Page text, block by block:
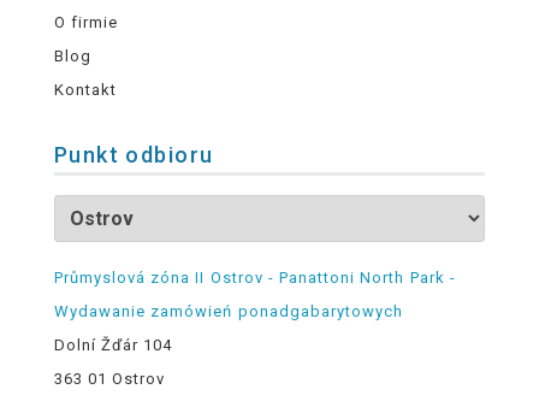
O firmie
Blog
Kontakt
Punkt odbioru
Průmyslová zóna II Ostrov - Panattoni North Park -
Wydawanie zamówień ponadgabarytowych
Dolní Žďár 104
363 01 Ostrov